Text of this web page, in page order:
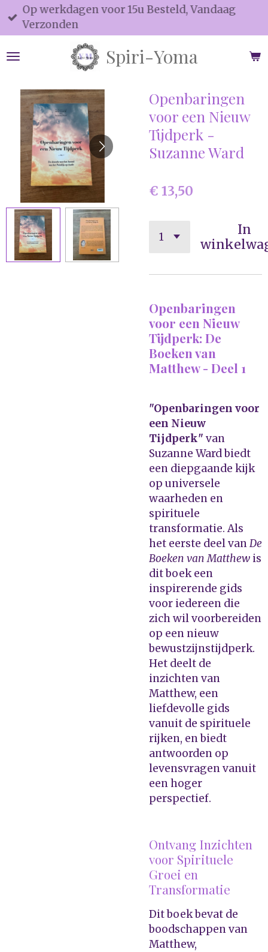
Ga
direct
de
Spiri-Yoma
Op werkdagen voor 15u Besteld, Vandaag
Verzonden
Openbaringen
voor een Nieuw
Tijdperk -
Suzanne Ward
€ 13,50
In
Openbaringen
voor een Nieuw
Tijdperk: De
Boeken van
Matthew - Deel 1
"Openbaringen voor
een Nieuw
Tijdperk" van
Suzanne Ward biedt
een diepgaande kijk
op universele
waarheden en
spirituele
transformatie. Als
het eerste deel vanDe
Boeken van Matthew is
dit boek een
inspirerende gids
voor iedereen die
zich wil voorbereiden
op een nieuw
bewustzijnstijdperk.
Het deelt de
inzichten van
Matthew, een
liefdevolle gids
vanuit de spirituele
rijken, en biedt
antwoorden op
levensvragen vanuit
een hoger
perspectief.
Ontvang Inzichten
voor Spirituele
Groei en
Transformatie
Dit boek bevat de
boodschappen van
Matthew,